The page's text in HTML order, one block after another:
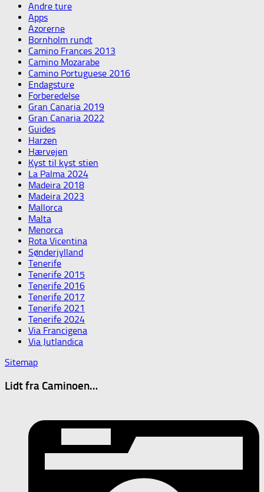
Andre ture
Apps
Azorerne
Bornholm rundt
Camino Frances 2013
Camino Mozarabe
Camino Portuguese 2016
Endagsture
Forberedelse
Gran Canaria 2019
Gran Canaria 2022
Guides
Harzen
Hærvejen
Kyst til kyst stien
La Palma 2024
Madeira 2018
Madeira 2023
Mallorca
Malta
Menorca
Rota Vicentina
Sønderjylland
Tenerife
Tenerife 2015
Tenerife 2016
Tenerife 2017
Tenerife 2021
Tenerife 2024
Via Francigena
Via Jutlandica
Sitemap
Lidt fra Caminoen…